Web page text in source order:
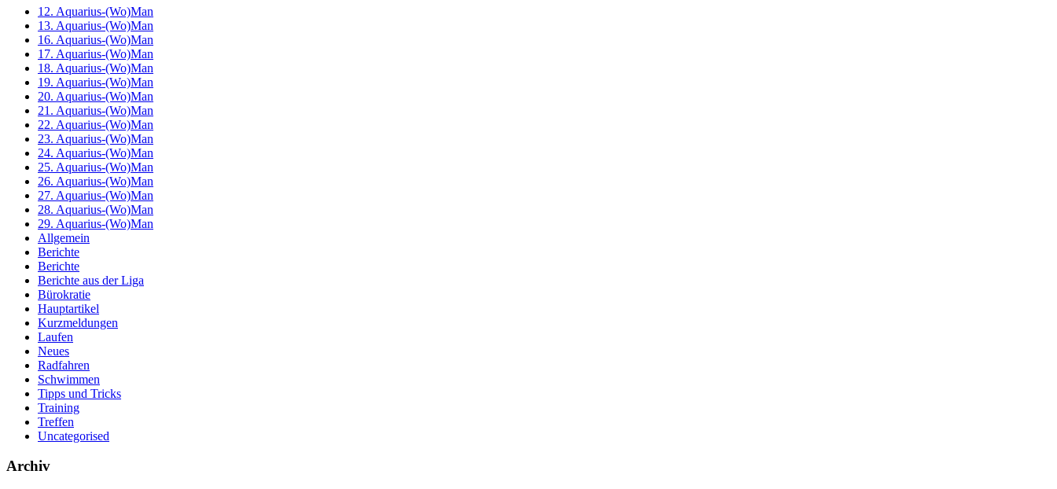
12. Aquarius-(Wo)Man
13. Aquarius-(Wo)Man
16. Aquarius-(Wo)Man
17. Aquarius-(Wo)Man
18. Aquarius-(Wo)Man
19. Aquarius-(Wo)Man
20. Aquarius-(Wo)Man
21. Aquarius-(Wo)Man
22. Aquarius-(Wo)Man
23. Aquarius-(Wo)Man
24. Aquarius-(Wo)Man
25. Aquarius-(Wo)Man
26. Aquarius-(Wo)Man
27. Aquarius-(Wo)Man
28. Aquarius-(Wo)Man
29. Aquarius-(Wo)Man
Allgemein
Berichte
Berichte
Berichte aus der Liga
Bürokratie
Hauptartikel
Kurzmeldungen
Laufen
Neues
Radfahren
Schwimmen
Tipps und Tricks
Training
Treffen
Uncategorised
Archiv